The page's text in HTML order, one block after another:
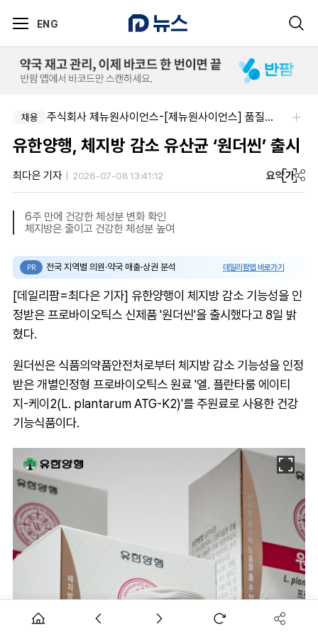
ENG
채용 주식회사 제뉴원사이언스-[제뉴원사이언스] 품질관리약사 모집(경력무관)
유한양행, 체지방 감소 유산균 ‘원더씬’ 출시
최다은 기자 2026-07-08 13:41:12 요약가
6주 만에 건강한 체성분 변화 확인
체지방은 줄이고 건강한 체성분 높여
PR 전국 지역별 의원·약국 매출·상권 분석 데일리팜맵 바로가기
[데일리팜=최다은 기자] 유한양행이 체지방 감소 기능성을 인
정받은 프로바이오틱스 신제품 '원더씬'을 출시했다고 8일 밝
혔다.
원더씬은 식품의약품안전처로부터 체지방 감소 기능성을 인정
받은 개별인정형 프로바이오틱스 원료 '엘. 플란타룸 에이티
지-케이2(L. plantarum ATG-K2)'를 주원료로 사용한 건강
기능식품이다.